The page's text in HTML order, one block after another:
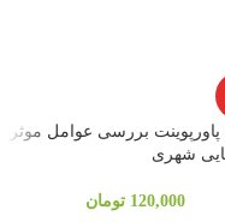
پاورپوینت بررسی عوامل موثر
شهری
120,000 تومان